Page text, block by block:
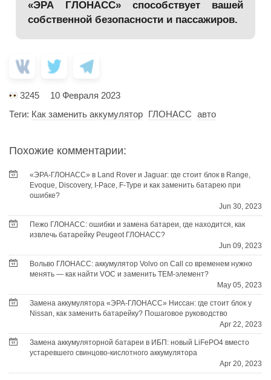
«ЭРА ГЛОНАСС» способствует вашей
собственной безопасности и пассажиров.
3245
10 Февраля 2023
Теги: Как заменить аккумулятор ГЛОНАСС авто
Похожие комментарии:
«ЭРА-ГЛОНАСС» в Land Rover и Jaguar: где стоит блок в Range,
Evoque, Discovery, I-Pace, F-Type и как заменить батарею при
ошибке?
Jun 30, 2023
Пежо ГЛОНАСС: ошибки и замена батареи, где находится, как
извлечь батарейку Peugeot ГЛОНАСС?
Jun 09, 2023
Вольво ГЛОНАСС: аккумулятор Volvo on Call со временем нужно
менять — как найти VOC и заменить TEM-элемент?
May 05, 2023
Замена аккумулятора «ЭРА-ГЛОНАСС» Ниссан: где стоит блок у
Nissan, как заменить батарейку? Пошаговое руководство
Apr 22, 2023
Замена аккумуляторной батареи в ИБП: новый LiFePO4 вместо
устаревшего свинцово-кислотного аккумулятора
Apr 20, 2023